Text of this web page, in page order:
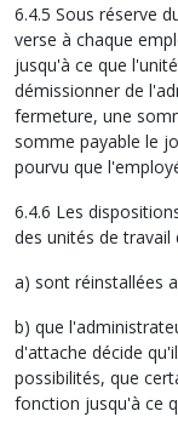
6.4.5 Sous réserve
verse à chaque
jusqu'à ce que
démissionner de
fermeture, une
somme payable le
pourvu que
6.4.6 Les
des unités de
a) sont réinstallées
b) que
d'attache décide
possibilités, que
fonction jusqu'à ce